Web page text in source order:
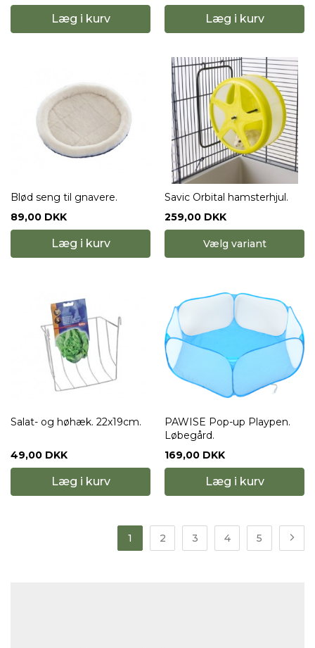
Læg i kurv Læg i kurv
Blød seng til gnavere.
89,00 DKK
Læg i kurv
Savic Orbital hamsterhjul.
259,00 DKK
Vælg variant
Salat- og høhæk. 22x19cm.
49,00 DKK
Læg i kurv
PAWISE Pop-up Playpen.
Løbegård.
169,00 DKK
Læg i kurv
1 2 3 4 5